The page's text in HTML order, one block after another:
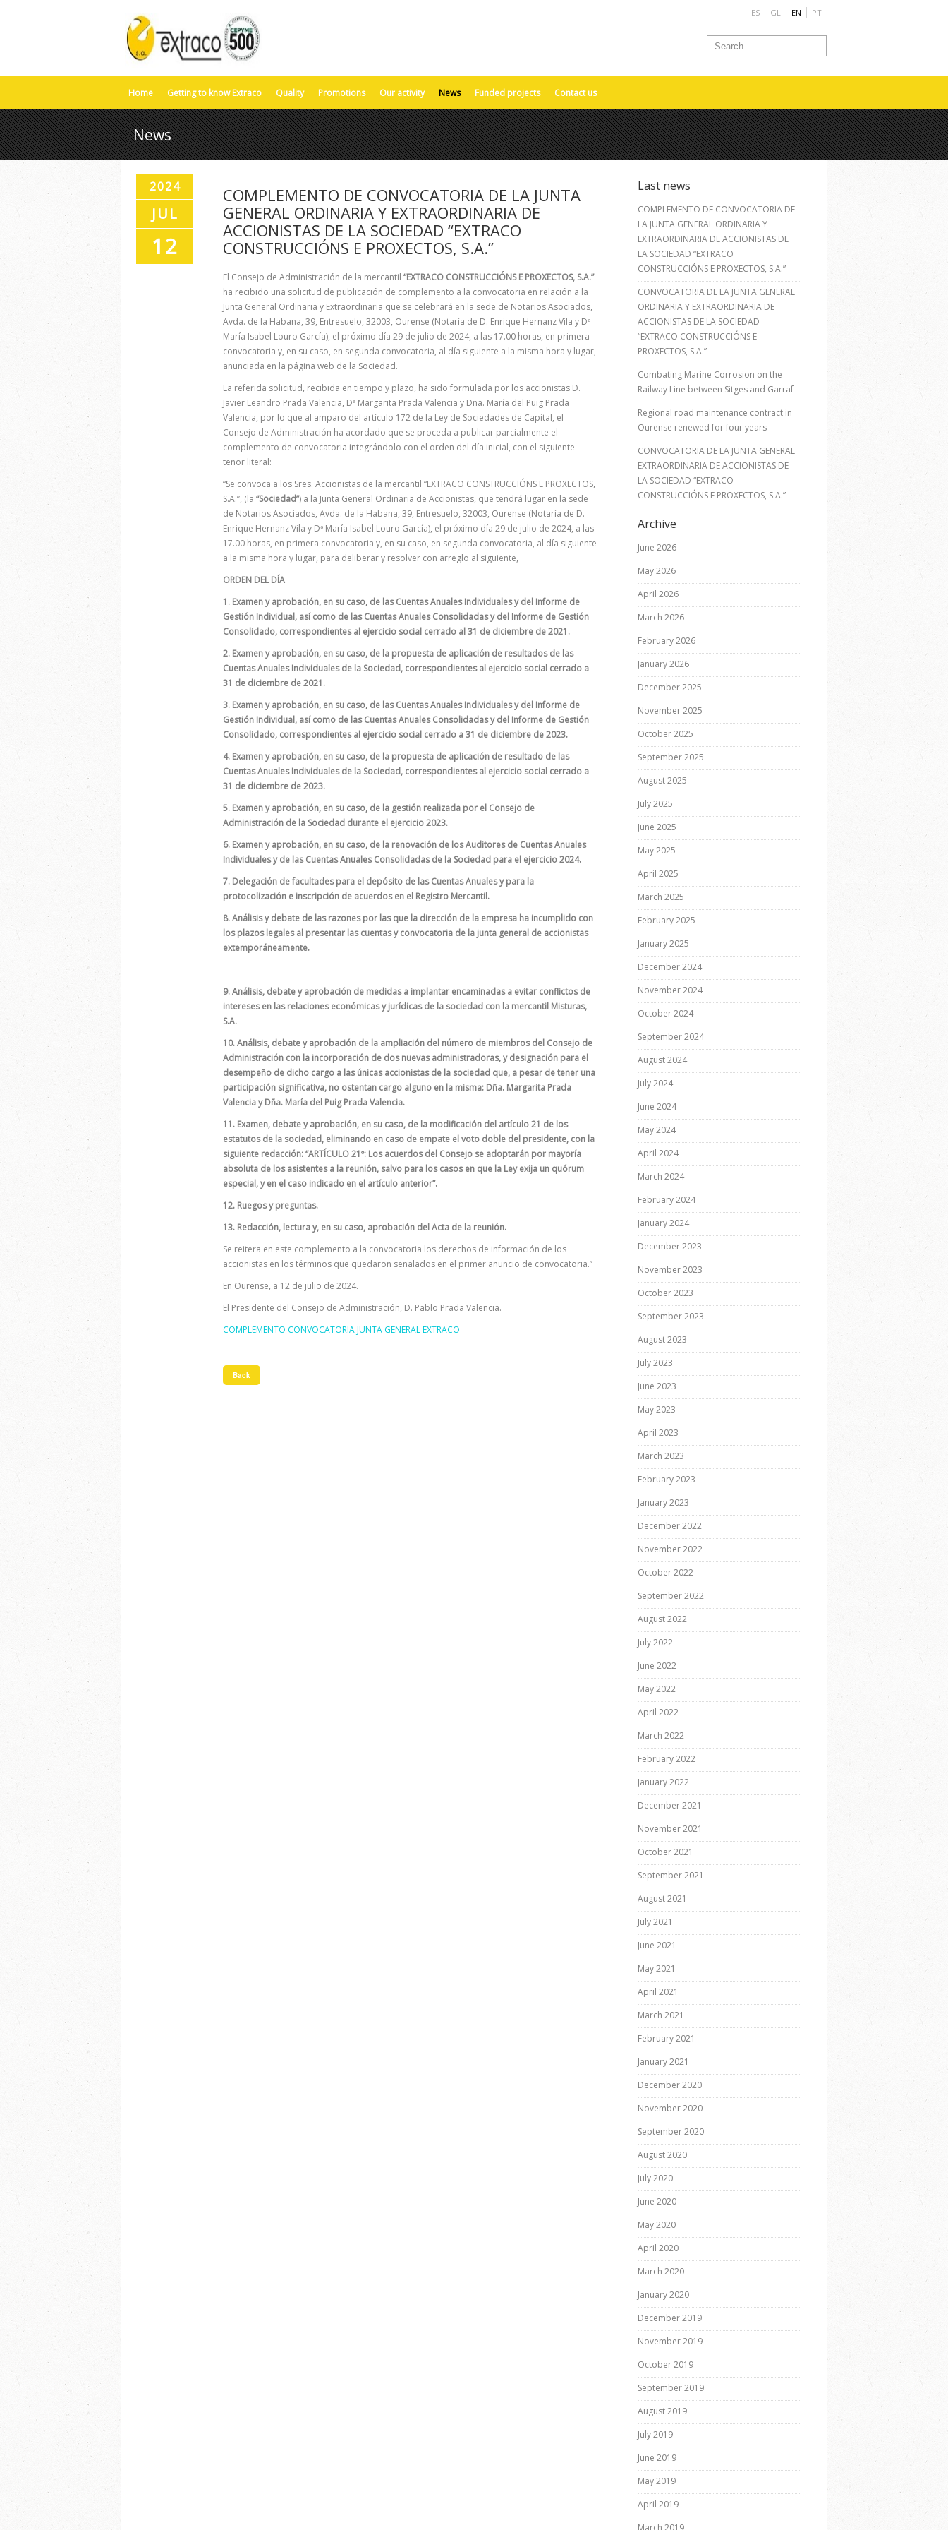
ES GL EN PT
Home Getting to know Extraco Quality Promotions Our activity News Funded projects Contact us
News
2024
JUL
12
COMPLEMENTO DE CONVOCATORIA DE LA JUNTA
GENERAL ORDINARIA Y EXTRAORDINARIA DE
ACCIONISTAS DE LA SOCIEDAD “EXTRACO
CONSTRUCCIÓNS E PROXECTOS, S.A.”
El Consejo de Administración de la mercantil “EXTRACO CONSTRUCCIÓNS E PROXECTOS, S.A.”
ha recibido una solicitud de publicación de complemento a la convocatoria en relación a la
Junta General Ordinaria y Extraordinaria que se celebrará en la sede de Notarios Asociados,
Avda. de la Habana, 39, Entresuelo, 32003, Ourense (Notaría de D. Enrique Hernanz Vila y Dª
María Isabel Louro García), el próximo día 29 de julio de 2024, a las 17.00 horas, en primera
convocatoria y, en su caso, en segunda convocatoria, al día siguiente a la misma hora y lugar,
anunciada en la página web de la Sociedad.
La referida solicitud, recibida en tiempo y plazo, ha sido formulada por los accionistas D.
Javier Leandro Prada Valencia, Dª Margarita Prada Valencia y Dña. María del Puig Prada
Valencia, por lo que al amparo del artículo 172 de la Ley de Sociedades de Capital, el
Consejo de Administración ha acordado que se proceda a publicar parcialmente el
complemento de convocatoria integrándolo con el orden del día inicial, con el siguiente
tenor literal:
“Se convoca a los Sres. Accionistas de la mercantil “EXTRACO CONSTRUCCIÓNS E PROXECTOS,
S.A.”, (la “Sociedad”) a la Junta General Ordinaria de Accionistas, que tendrá lugar en la sede
de Notarios Asociados, Avda. de la Habana, 39, Entresuelo, 32003, Ourense (Notaría de D.
Enrique Hernanz Vila y Dª María Isabel Louro García), el próximo día 29 de julio de 2024, a las
17.00 horas, en primera convocatoria y, en su caso, en segunda convocatoria, al día siguiente
a la misma hora y lugar, para deliberar y resolver con arreglo al siguiente,
ORDEN DEL DÍA
1. Examen y aprobación, en su caso, de las Cuentas Anuales Individuales y del Informe de
Gestión Individual, así como de las Cuentas Anuales Consolidadas y del Informe de Gestión
Consolidado, correspondientes al ejercicio social cerrado al 31 de diciembre de 2021.
2. Examen y aprobación, en su caso, de la propuesta de aplicación de resultados de las
Cuentas Anuales Individuales de la Sociedad, correspondientes al ejercicio social cerrado a
31 de diciembre de 2021.
3. Examen y aprobación, en su caso, de las Cuentas Anuales Individuales y del Informe de
Gestión Individual, así como de las Cuentas Anuales Consolidadas y del Informe de Gestión
Consolidado, correspondientes al ejercicio social cerrado a 31 de diciembre de 2023.
4. Examen y aprobación, en su caso, de la propuesta de aplicación de resultado de las
Cuentas Anuales Individuales de la Sociedad, correspondientes al ejercicio social cerrado a
31 de diciembre de 2023.
5. Examen y aprobación, en su caso, de la gestión realizada por el Consejo de
Administración de la Sociedad durante el ejercicio 2023.
6. Examen y aprobación, en su caso, de la renovación de los Auditores de Cuentas Anuales
Individuales y de las Cuentas Anuales Consolidadas de la Sociedad para el ejercicio 2024.
7. Delegación de facultades para el depósito de las Cuentas Anuales y para la
protocolización e inscripción de acuerdos en el Registro Mercantil.
8. Análisis y debate de las razones por las que la dirección de la empresa ha incumplido con
los plazos legales al presentar las cuentas y convocatoria de la junta general de accionistas
extemporáneamente.
9. Análisis, debate y aprobación de medidas a implantar encaminadas a evitar conflictos de
intereses en las relaciones económicas y jurídicas de la sociedad con la mercantil Misturas,
S.A.
10. Análisis, debate y aprobación de la ampliación del número de miembros del Consejo de
Administración con la incorporación de dos nuevas administradoras, y designación para el
desempeño de dicho cargo a las únicas accionistas de la sociedad que, a pesar de tener una
participación significativa, no ostentan cargo alguno en la misma: Dña. Margarita Prada
Valencia y Dña. María del Puig Prada Valencia.
11. Examen, debate y aprobación, en su caso, de la modificación del artículo 21 de los
estatutos de la sociedad, eliminando en caso de empate el voto doble del presidente, con la
siguiente redacción: “ARTÍCULO 21º: Los acuerdos del Consejo se adoptarán por mayoría
absoluta de los asistentes a la reunión, salvo para los casos en que la Ley exija un quórum
especial, y en el caso indicado en el artículo anterior”.
12. Ruegos y preguntas.
13. Redacción, lectura y, en su caso, aprobación del Acta de la reunión.
Se reitera en este complemento a la convocatoria los derechos de información de los
accionistas en los términos que quedaron señalados en el primer anuncio de convocatoria.”
En Ourense, a 12 de julio de 2024.
El Presidente del Consejo de Administración, D. Pablo Prada Valencia.
COMPLEMENTO CONVOCATORIA JUNTA GENERAL EXTRACO
Back
Last news
COMPLEMENTO DE CONVOCATORIA DE
LA JUNTA GENERAL ORDINARIA Y
EXTRAORDINARIA DE ACCIONISTAS DE
LA SOCIEDAD “EXTRACO
CONSTRUCCIÓNS E PROXECTOS, S.A.”
CONVOCATORIA DE LA JUNTA GENERAL
ORDINARIA Y EXTRAORDINARIA DE
ACCIONISTAS DE LA SOCIEDAD
“EXTRACO CONSTRUCCIÓNS E
PROXECTOS, S.A.”
Combating Marine Corrosion on the
Railway Line between Sitges and Garraf
Regional road maintenance contract in
Ourense renewed for four years
CONVOCATORIA DE LA JUNTA GENERAL
EXTRAORDINARIA DE ACCIONISTAS DE
LA SOCIEDAD “EXTRACO
CONSTRUCCIÓNS E PROXECTOS, S.A.”
Archive
June 2026
May 2026
April 2026
March 2026
February 2026
January 2026
December 2025
November 2025
October 2025
September 2025
August 2025
July 2025
June 2025
May 2025
April 2025
March 2025
February 2025
January 2025
December 2024
November 2024
October 2024
September 2024
August 2024
July 2024
June 2024
May 2024
April 2024
March 2024
February 2024
January 2024
December 2023
November 2023
October 2023
September 2023
August 2023
July 2023
June 2023
May 2023
April 2023
March 2023
February 2023
January 2023
December 2022
November 2022
October 2022
September 2022
August 2022
July 2022
June 2022
May 2022
April 2022
March 2022
February 2022
January 2022
December 2021
November 2021
October 2021
September 2021
August 2021
July 2021
June 2021
May 2021
April 2021
March 2021
February 2021
January 2021
December 2020
November 2020
September 2020
August 2020
July 2020
June 2020
May 2020
April 2020
March 2020
January 2020
December 2019
November 2019
October 2019
September 2019
August 2019
July 2019
June 2019
May 2019
April 2019